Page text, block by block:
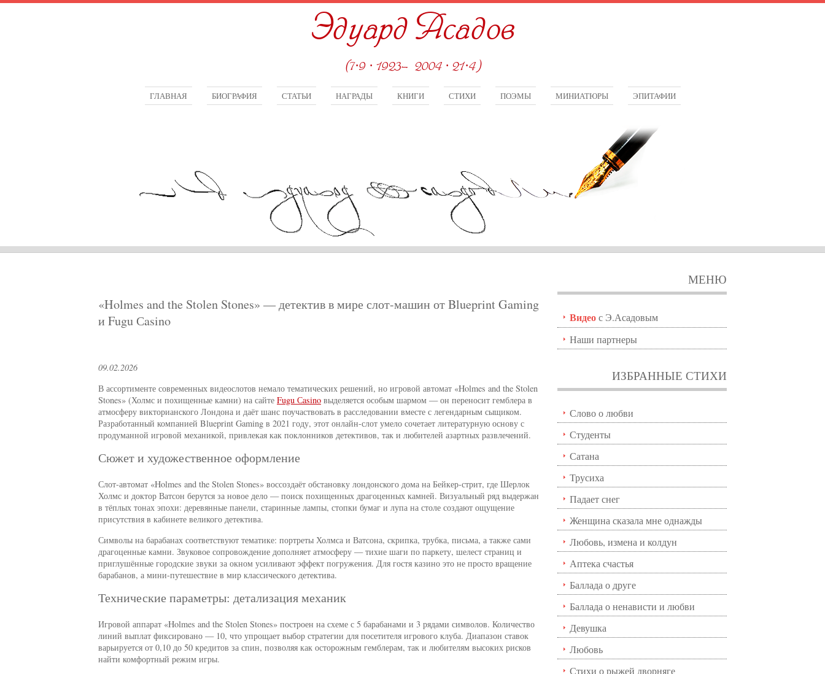
Эдуард Асадов
(7·9 · 1923—2004 · 21·4)
ГЛАВНАЯ БИОГРАФИЯ СТАТЬИ НАГРАДЫ КНИГИ СТИХИ ПОЭМЫ МИНИАТЮРЫ ЭПИТАФИИ
МЕНЮ
Видеос Э.Асадовым
Наши партнеры
ИЗБРАННЫЕ СТИХИ
Слово о любви
Студенты
Сатана
Трусиха
Падает снег
Женщина сказала мне однажды
Любовь, измена и колдун
Аптека счастья
Баллада о друге
Баллада о ненависти и любви
Девушка
Любовь
Стихи о рыжей дворняге
«Holmes and the Stolen Stones» — детектив в мире слот-машин от Blueprint Gaming
и Fugu Сasino
09.02.2026
В ассортименте современных видеослотов немало тематических решений, но игровой автомат «Holmes and the Stolen
Stones» (Холмс и похищенные камни) на сайте Fugu Сasino выделяется особым шармом — он переносит гемблера в
атмосферу викторианского Лондона и даёт шанс поучаствовать в расследовании вместе с легендарным сыщиком.
Разработанный компанией Blueprint Gaming в 2021 году, этот онлайн-слот умело сочетает литературную основу с
продуманной игровой механикой, привлекая как поклонников детективов, так и любителей азартных развлечений.
Сюжет и художественное оформление
Слот-автомат «Holmes and the Stolen Stones» воссоздаёт обстановку лондонского дома на Бейкер-стрит, где Шерлок
Холмс и доктор Ватсон берутся за новое дело — поиск похищенных драгоценных камней. Визуальный ряд выдержан
в тёплых тонах эпохи: деревянные панели, старинные лампы, стопки бумаг и лупа на столе создают ощущение
присутствия в кабинете великого детектива.
Символы на барабанах соответствуют тематике: портреты Холмса и Ватсона, скрипка, трубка, письма, а также сами
драгоценные камни. Звуковое сопровождение дополняет атмосферу — тихие шаги по паркету, шелест страниц и
приглушённые городские звуки за окном усиливают эффект погружения. Для гостя казино это не просто вращение
барабанов, а мини-путешествие в мир классического детектива.
Технические параметры: детализация механик
Игровой аппарат «Holmes and the Stolen Stones» построен на схеме с 5 барабанами и 3 рядами символов. Количество
линий выплат фиксировано — 10, что упрощает выбор стратегии для посетителя игрового клуба. Диапазон ставок
варьируется от 0,10 до 50 кредитов за спин, позволяя как осторожным гемблерам, так и любителям высоких рисков
найти комфортный режим игры.